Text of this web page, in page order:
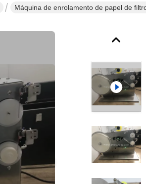
Máquina de enrolamento de papel de